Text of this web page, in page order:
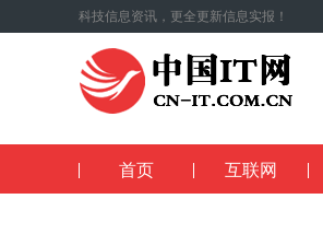
科技信息资讯，更全更新信息实报！
首页 互联网